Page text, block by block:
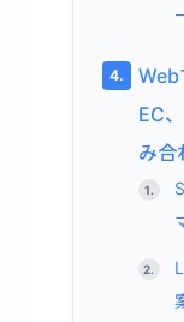
Web
EC
み合